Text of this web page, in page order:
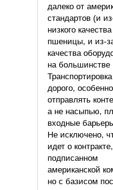
далеко от
стандартов (и
низкого качества
пшеницы, и из-
качества
на
дорого,
отправлять
а не насыпью,
входные
Не исключено,
идет о контракте,
подписанном
американской
но с базисом